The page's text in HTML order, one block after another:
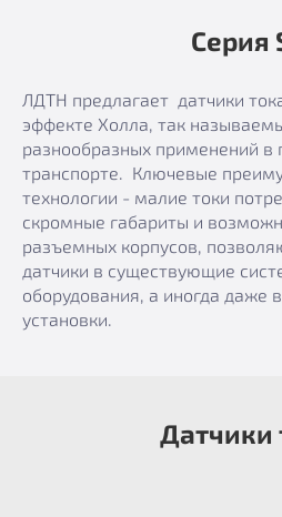
Серия
ЛДТН предлагает датчики
эффекте Холла, так
разнообразных применений
транспорте. Ключевые
технологии - малие токи
скромные габариты и
разъемных корпусов,
датчики в существующие
оборудования, а иногда даже
установки.
Датчики